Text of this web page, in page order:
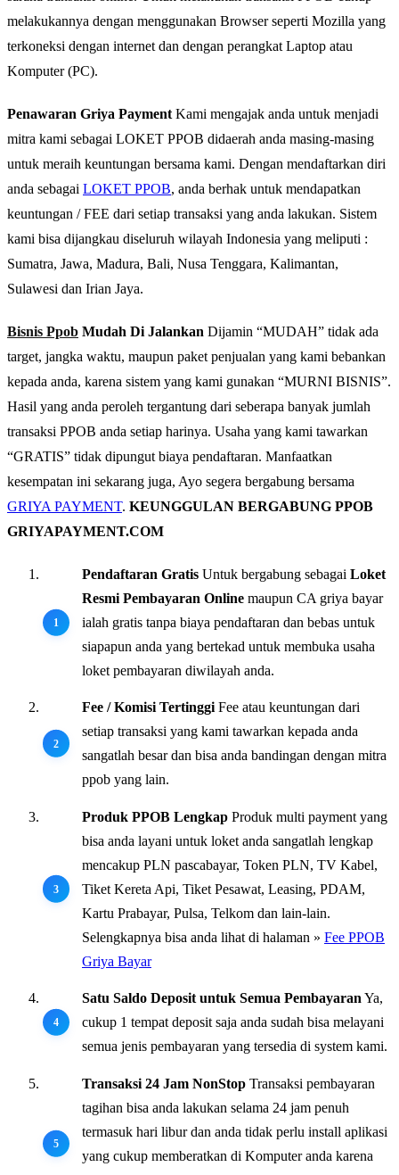
melakukannya dengan menggunakan Browser seperti Mozilla yang
terkoneksi dengan internet dan dengan perangkat Laptop atau
Komputer (PC).
Penawaran Griya Payment Kami mengajak anda untuk menjadi
mitra kami sebagai LOKET PPOB didaerah anda masing-masing
untuk meraih keuntungan bersama kami. Dengan mendaftarkan diri
anda sebagai LOKET PPOB, anda berhak untuk mendapatkan
keuntungan / FEE dari setiap transaksi yang anda lakukan. Sistem
kami bisa dijangkau diseluruh wilayah Indonesia yang meliputi :
Sumatra, Jawa, Madura, Bali, Nusa Tenggara, Kalimantan,
Sulawesi dan Irian Jaya.
Bisnis Ppob Mudah Di Jalankan Dijamin “MUDAH” tidak ada
target, jangka waktu, maupun paket penjualan yang kami bebankan
kepada anda, karena sistem yang kami gunakan “MURNI BISNIS”.
Hasil yang anda peroleh tergantung dari seberapa banyak jumlah
transaksi PPOB anda setiap harinya. Usaha yang kami tawarkan
“GRATIS” tidak dipungut biaya pendaftaran. Manfaatkan
kesempatan ini sekarang juga, Ayo segera bergabung bersama
GRIYA PAYMENT. KEUNGGULAN BERGABUNG PPOB
GRIYAPAYMENT.COM
Pendaftaran Gratis Untuk bergabung sebagai Loket
Resmi Pembayaran Online maupun CA griya bayar
ialah gratis tanpa biaya pendaftaran dan bebas untuk
siapapun anda yang bertekad untuk membuka usaha
loket pembayaran diwilayah anda.
Fee / Komisi TertinggiFee atau keuntungan dari
setiap transaksi yang kami tawarkan kepada anda
sangatlah besar dan bisa anda bandingan dengan mitra
ppob yang lain.
Produk PPOB Lengkap Produk multi payment yang
bisa anda layani untuk loket anda sangatlah lengkap
mencakup PLN pascabayar, Token PLN, TV Kabel,
Tiket Kereta Api, Tiket Pesawat, Leasing, PDAM,
Kartu Prabayar, Pulsa, Telkom dan lain-lain.
Selengkapnya bisa anda lihat di halaman » Fee PPOB
Griya Bayar
Satu Saldo Deposit untuk Semua Pembayaran Ya,
cukup 1 tempat deposit saja anda sudah bisa melayani
semua jenis pembayaran yang tersedia di system kami.
Transaksi 24 Jam NonStop Transaksi pembayaran
tagihan bisa anda lakukan selama 24 jam penuh
termasuk hari libur dan anda tidak perlu install aplikasi
yang cukup memberatkan di Komputer anda karena